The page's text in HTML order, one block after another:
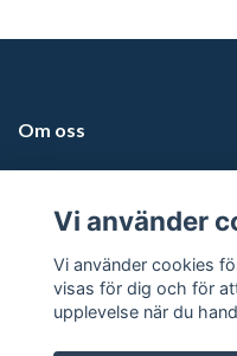
Om oss
Läs mer
Vi använder
Vi använder cookies
visas för dig och för
upplevelse när du